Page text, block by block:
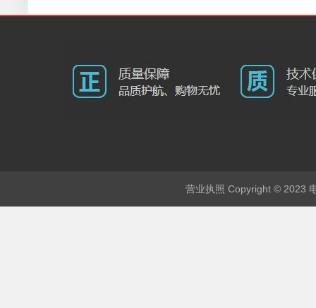
营业执照 Copyright © 2023